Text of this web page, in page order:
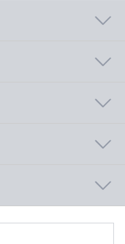
品に反映させること
。
額支給します）